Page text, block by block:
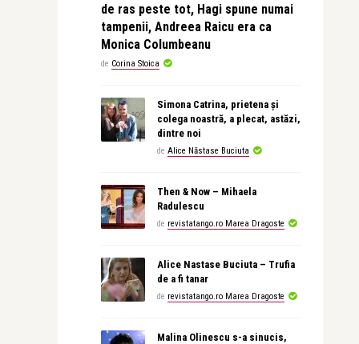
de ras peste tot, Hagi spune numai
tampenii, Andreea Raicu era ca
Monica Columbeanu
de Corina Stoica
Simona Catrina, prietena și
colega noastră, a plecat, astăzi,
dintre noi
de Alice Năstase Buciuta
Then & Now – Mihaela
Radulescu
de revistatango.ro Marea Dragoste
Alice Nastase Buciuta – Trufia
de a fi tanar
de revistatango.ro Marea Dragoste
Malina Olinescu s-a sinucis,